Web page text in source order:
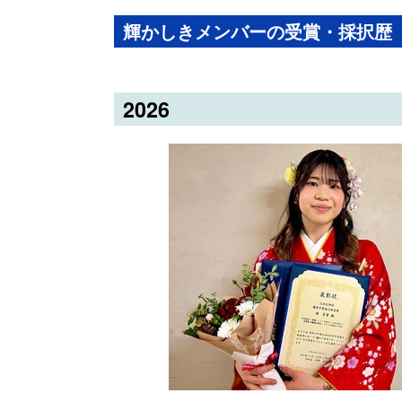
輝かしきメンバーの受賞・採択歴
2026